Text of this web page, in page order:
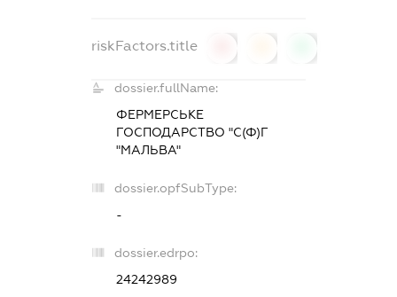
riskFactors.title
dossier.fullName:
ФЕРМЕРСЬКЕ
ГОСПОДАРСТВО "С(Ф)Г
"МАЛЬВА"
dossier.opfSubType:
-
dossier.edrpo:
24242989